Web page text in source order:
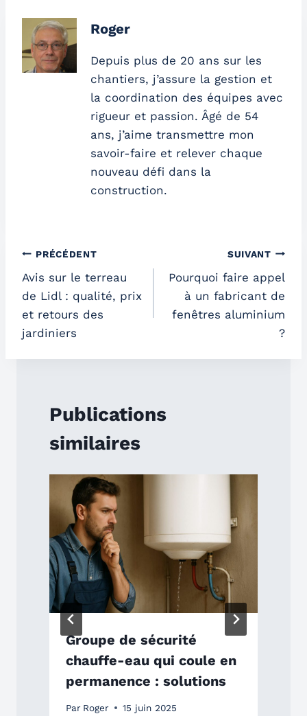
Roger
Depuis plus de 20 ans sur les
chantiers, j’assure la gestion et
la coordination des équipes avec
rigueur et passion. Âgé de 54
ans, j’aime transmettre mon
savoir-faire et relever chaque
nouveau défi dans la
construction.
Navigation
de
l’article
PRÉCÉDENT
Avis sur le terreau
de Lidl : qualité, prix
et retours des
jardiniers
SUIVANT
Pourquoi faire appel
à un fabricant de
fenêtres aluminium
?
Publications
similaires
Groupe de sécurité
chauffe-eau qui coule en
permanence : solutions
Par Roger 15 juin 2025